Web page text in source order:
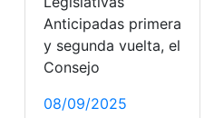
Anticipadas primera
y segunda vuelta, el
Consejo
08/09/2025